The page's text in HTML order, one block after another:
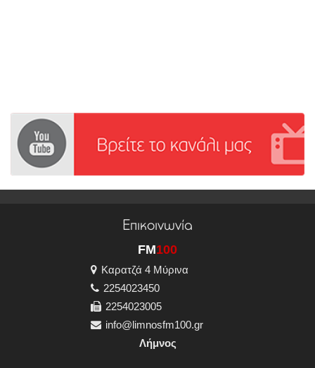
Επικοινωνία
FM100
Καρατζά 4 Μύρινα
2254023450
2254023005
info@limnosfm100.gr
Λήμνος